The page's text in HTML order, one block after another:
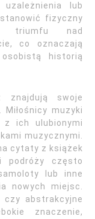
lub
fizyczny
triumfu nad
co oznaczają
historią
znajdują swoje
muzyki
z ich ulubionymi
muzycznymi.
cytaty z książek
podróży często
lub inne
nowych miejsc.
czy abstrakcyjne
znaczenie,